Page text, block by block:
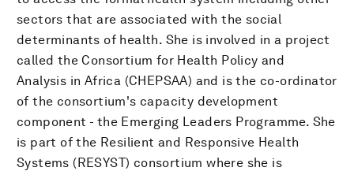
sectors that are associated with the social
determinants of health. She is involved in a project
called the Consortium for Health Policy and
Analysis in Africa (CHEPSAA) and is the co-ordinator
of the consortium's capacity development
component - the Emerging Leaders Programme. She
is part of the Resilient and Responsive Health
Systems (RESYST) consortium where she is